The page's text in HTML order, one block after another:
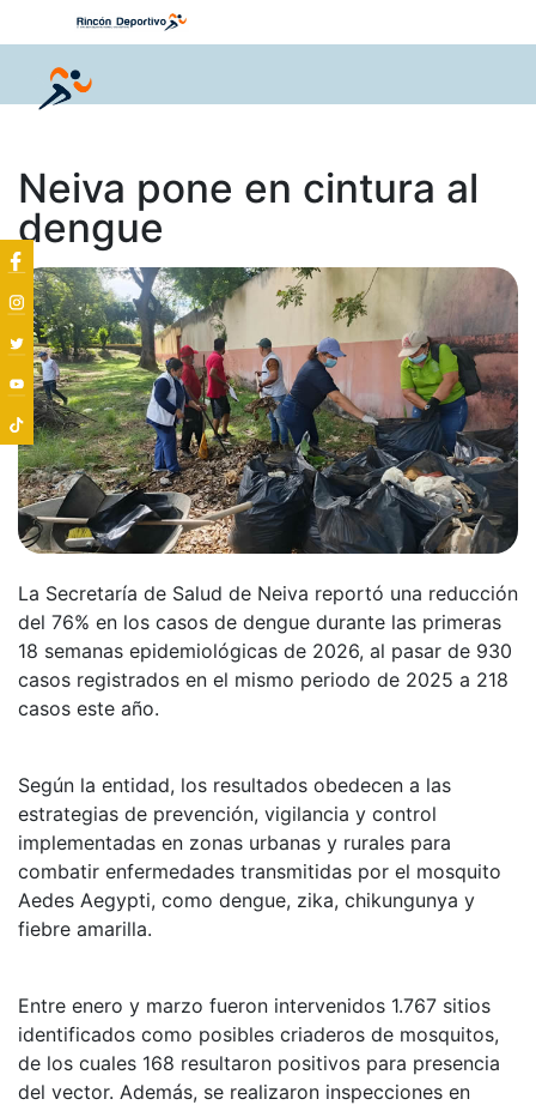
Neiva pone en cintura al
dengue
La Secretaría de Salud de Neiva reportó una reducción
del 76% en los casos de dengue durante las primeras
18 semanas epidemiológicas de 2026, al pasar de 930
casos registrados en el mismo periodo de 2025 a 218
casos este año.
Según la entidad, los resultados obedecen a las
estrategias de prevención, vigilancia y control
implementadas en zonas urbanas y rurales para
combatir enfermedades transmitidas por el mosquito
Aedes Aegypti, como dengue, zika, chikungunya y
fiebre amarilla.
Entre enero y marzo fueron intervenidos 1.767 sitios
identificados como posibles criaderos de mosquitos,
de los cuales 168 resultaron positivos para presencia
del vector. Además, se realizaron inspecciones en